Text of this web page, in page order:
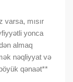
varsa, mısır
yonca
almaq
nəqliyyat və
qənaət**